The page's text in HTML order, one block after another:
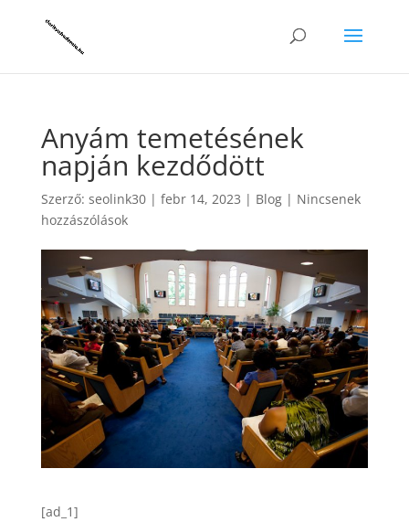
Anyám temetésének
napján kezdődött
Szerző: seolink30| febr 14, 2023 | Blog| Nincsenek
hozzászólások
[ad_1]